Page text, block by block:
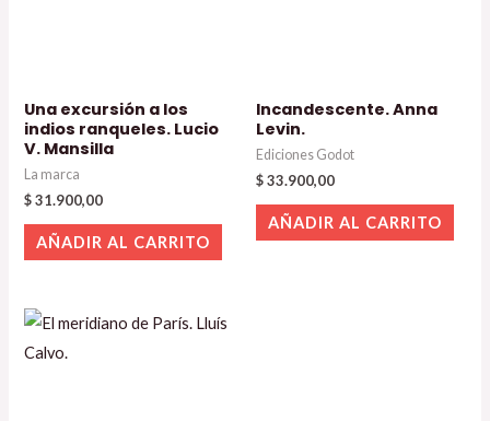
Una excursión a los
indios ranqueles. Lucio
V. Mansilla
La marca
$31.900,00
AÑADIR AL CARRITO
Incandescente. Anna
Levin.
Ediciones Godot
$33.900,00
AÑADIR AL CARRITO